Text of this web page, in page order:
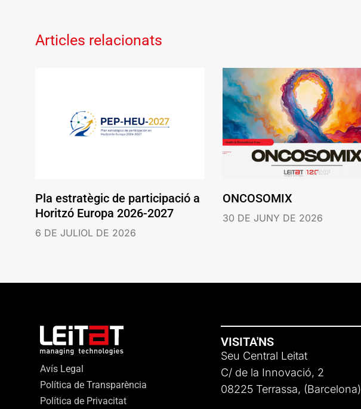
Articles relacionats
Pla estratègic de participació a
Horitzó Europa 2026-2027
6 DE JULIOL DE 2026
ONCOSOMIX
30 DE JUNY DE 2026
Avís Legal
Política de Transparència
Política de Privacitat
VISITA'NS
Seu Central Leitat
C/ de la Innovació, 2
08225 Terrassa, (Barcelona)